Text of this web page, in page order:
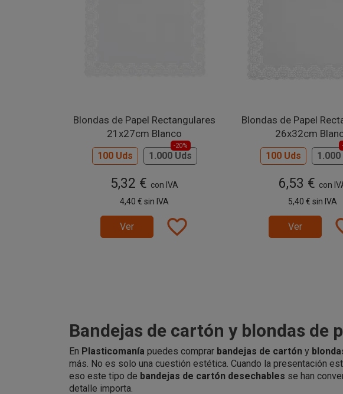
Blondas de Papel Rectangulares
21x27cm Blanco
100 Uds 1.000 Uds
-20%
5,32 € con IVA
4,40 € sin IVA
Ver favorite_border
Blondas de Papel
26x32cm
100 Uds 1.000
6,53 € con
5,40 € sin IVA
Ver
Bandejas de cartón y blondas de
En Plasticomanía puedes comprar bandejas de cartón y
más. No es solo una cuestión estética. Cuando la presentación
eso este tipo de bandejas de cartón desechables se han
detalle importa.